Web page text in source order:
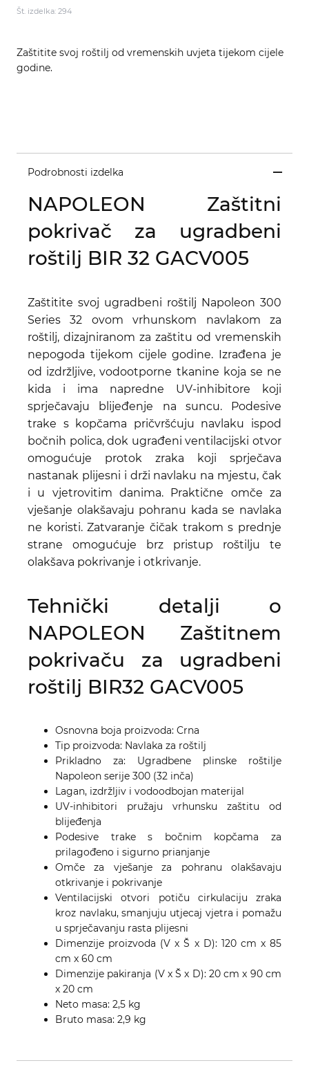
Št. izdelka: 294
Zaštitite svoj roštilj od vremenskih uvjeta tijekom cijele
godine.
Podrobnosti izdelka
NAPOLEON Zaštitni
pokrivač za ugradbeni
roštilj BIR 32 GACV005
Zaštitite svoj ugradbeni roštilj Napoleon 300
Series 32 ovom vrhunskom navlakom za
roštilj, dizajniranom za zaštitu od vremenskih
nepogoda tijekom cijele godine. Izrađena je
od izdržljive, vodootporne tkanine koja se ne
kida i ima napredne UV-inhibitore koji
sprječavaju blijeđenje na suncu. Podesive
trake s kopčama pričvršćuju navlaku ispod
bočnih polica, dok ugrađeni ventilacijski otvor
omogućuje protok zraka koji sprječava
nastanak plijesni i drži navlaku na mjestu, čak
i u vjetrovitim danima. Praktične omče za
vješanje olakšavaju pohranu kada se navlaka
ne koristi. Zatvaranje čičak trakom s prednje
strane omogućuje brz pristup roštilju te
olakšava pokrivanje i otkrivanje.
Tehnički detalji o
NAPOLEON Zaštitnem
pokrivaču za ugradbeni
roštilj BIR32 GACV005
Osnovna boja proizvoda: Crna
Tip proizvoda: Navlaka za roštilj
Prikladno za: Ugradbene plinske roštilje
Napoleon serije 300 (32 inča)
Lagan, izdržljiv i vodoodbojan materijal
UV-inhibitori pružaju vrhunsku zaštitu od
blijeđenja
Podesive trake s bočnim kopčama za
prilagođeno i sigurno prianjanje
Omče za vješanje za pohranu olakšavaju
otkrivanje i pokrivanje
Ventilacijski otvori potiču cirkulaciju zraka
kroz navlaku, smanjuju utjecaj vjetra i pomažu
u sprječavanju rasta plijesni
Dimenzije proizvoda (V x Š x D): 120 cm x 85
cm x 60 cm
Dimenzije pakiranja (V x Š x D): 20 cm x 90 cm
x 20 cm
Neto masa: 2,5 kg
Bruto masa: 2,9 kg